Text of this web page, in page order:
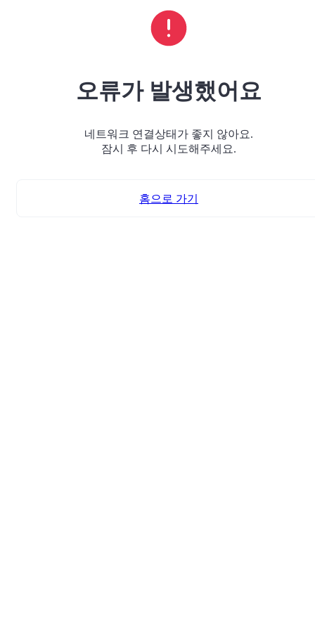
오류가 발생했어요
네트워크 연결상태가 좋지 않아요.
잠시 후 다시 시도해주세요.
홈으로 가기